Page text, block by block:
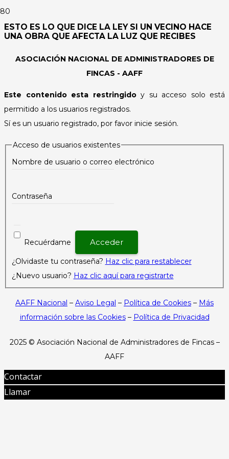
ESTO ES LO QUE DICE LA LEY SI UN VECINO HACE
UNA OBRA QUE AFECTA LA LUZ QUE RECIBES
ASOCIACIÓN NACIONAL DE ADMINISTRADORES DE
FINCAS - AAFF
Este contenido esta restringidoy su acceso solo está
permitido a los usuarios registrados.
Sí es un usuario registrado, por favor inicie sesión.
Acceso de usuarios existentes
Nombre de usuario o correo electrónico
Contraseña
Recuérdame
¿Olvidaste tu contraseña? Haz clic para restablecer
¿Nuevo usuario? Haz clic aquí para registrarte
AAFF Nacional – Aviso Legal – Política de Cookies – Más
información sobre las Cookies– Política de Privacidad
2025 © Asociación Nacional de Administradores de Fincas –
AAFF
Contactar
Llamar